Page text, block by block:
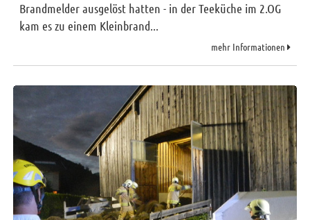
Brandmelder ausgelöst hatten - in der Teeküche im 2.OG
kam es zu einem Kleinbrand...
mehr Informationen